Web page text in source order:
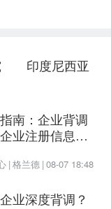
印度尼西亚
南：企业背调
业注册信息、
| 格兰德 | 08-07 18:48
业深度背调？